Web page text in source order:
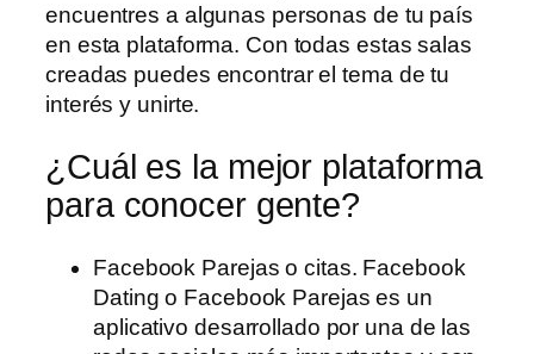
encuentres a algunas personas de tu país
en esta plataforma. Con todas estas salas
creadas puedes encontrar el tema de tu
interés y unirte.
¿Cuál es la mejor plataforma
para conocer gente?
Facebook Parejas o citas. Facebook
Dating o Facebook Parejas es un
aplicativo desarrollado por una de las